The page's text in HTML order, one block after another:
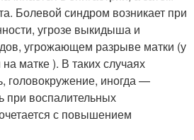
Болевой синдром возникает при
угрозе выкидыша и
угрожающем разрыве матки (у
матке ). В таких случаях
головокружение, иногда —
при воспалительных
с повышением